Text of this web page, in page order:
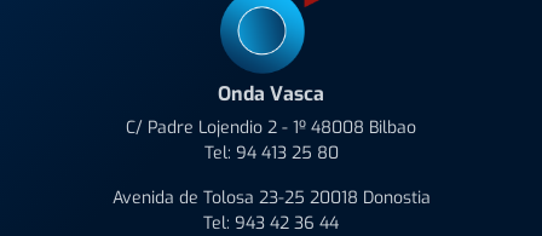
Onda Vasca
C/ Padre Lojendio 2 - 1º 48008 Bilbao
Tel: 94 413 25 80
Avenida de Tolosa 23-25 20018 Donostia
Tel: 943 42 36 44